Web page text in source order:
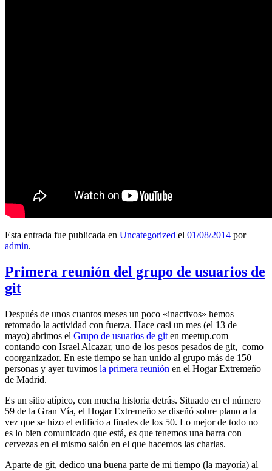
Esta entrada fue publicada en Uncategorized el 01/08/2014 por
admin.
Primera reunión del grupo de usuarios de
git
Después de unos cuantos meses un poco «inactivos» hemos
retomado la actividad con fuerza. Hace casi un mes (el 13 de
mayo) abrimos el Grupo de usuarios de git en meetup.com
contando con Israel Alcazar, uno de los pesos pesados de git, como
coorganizador. En este tiempo se han unido al grupo más de 150
personas y ayer tuvimos la primera reunión en el Hogar Extremeño
de Madrid.
Es un sitio atípico, con mucha historia detrás. Situado en el número
59 de la Gran Vía, el Hogar Extremeño se diseñó sobre plano a la
vez que se hizo el edificio a finales de los 50. Lo mejor de todo no
es lo bien comunicado que está, es que tenemos una barra con
cervezas en el mismo salón en el que hacemos las charlas.
Aparte de git, dedico una buena parte de mi tiempo (la mayoría) al